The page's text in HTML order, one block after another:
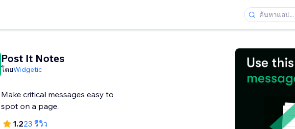
Post It Notes
โดยWidgetic
Make critical messages easy to
spot on a page.
1.223 รีวิว